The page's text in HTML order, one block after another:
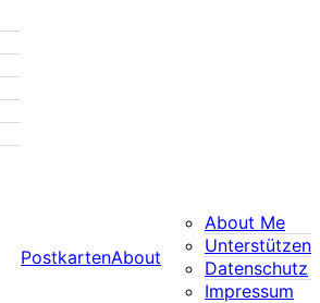
PostkartenAbout
About Me
Unterstützen
Datenschutz
Impressum